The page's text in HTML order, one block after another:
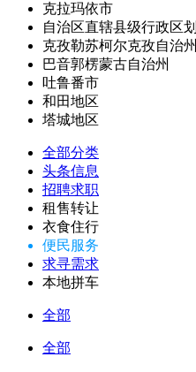
克拉玛依市
自治区直辖县级行政区划
克孜勒苏柯尔克孜自治州
巴音郭楞蒙古自治州
吐鲁番市
和田地区
塔城地区
全部分类
头条信息
招聘求职
租售转让
衣食住行
便民服务
求寻需求
本地拼车
全部
全部